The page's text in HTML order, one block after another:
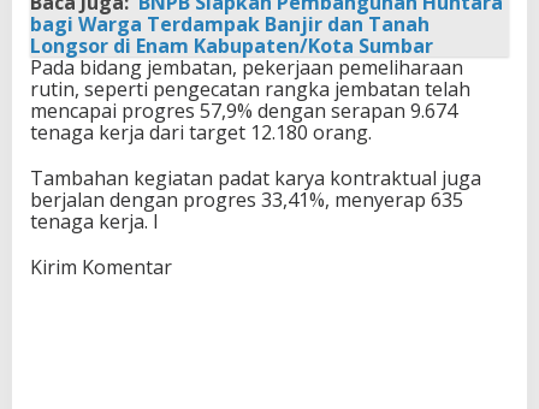
bagi Warga Terdampak Banjir dan Tanah
Longsor di Enam Kabupaten/Kota Sumbar
Pada bidang jembatan, pekerjaan pemeliharaan
rutin, seperti pengecatan rangka jembatan telah
mencapai progres 57,9% dengan serapan 9.674
tenaga kerja dari target 12.180 orang.
Tambahan kegiatan padat karya kontraktual juga
berjalan dengan progres 33,41%, menyerap 635
tenaga kerja. I
Kirim Komentar